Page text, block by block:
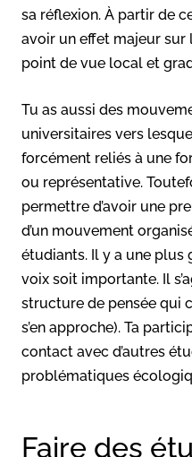
sa réflexion. À partir de
avoir un effet majeur sur
point de vue local et
Tu as aussi des
universitaires vers
forcément reliés à une
ou représentative.
permettre d’avoir une
d’un mouvement
étudiants. Il y a une plus
voix soit importante. Il
structure de pensée qui
s’en approche). Ta
contact avec d’autres
problématiques
Faire des